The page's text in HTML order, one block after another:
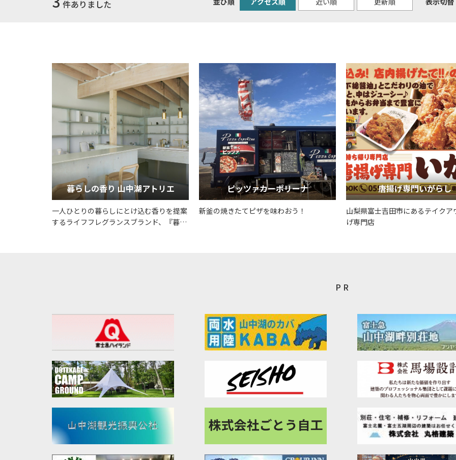
件ありました
暮らしの香り 山中湖アトリエ
一人ひとりの暮らしにとけ込む香りを提案
するライフフレグランスブランド、『暮ら
ピッツァカーポリーナ
新釜の焼きたてピザを味わおう！
唐揚げ専門いがらし
山梨県富士吉田市にあるテイクア
げ専門店
P R